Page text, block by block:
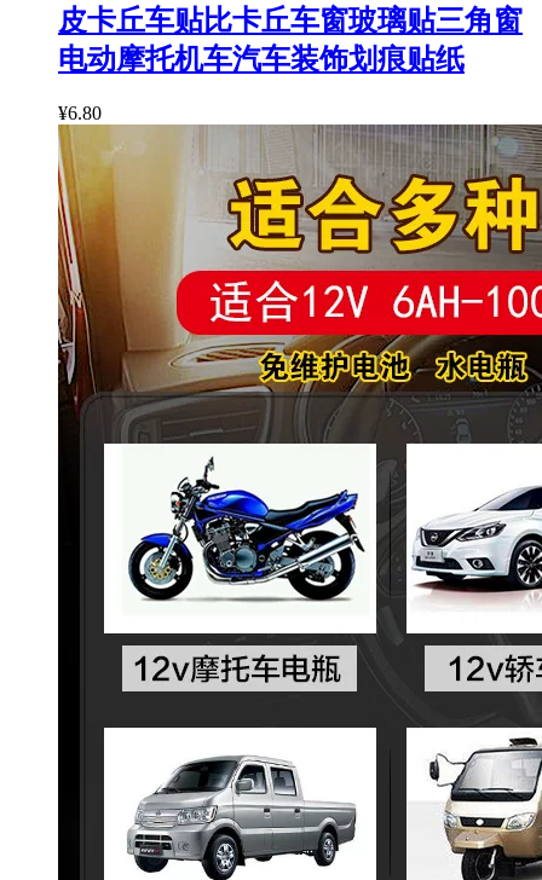
皮卡丘车贴比卡丘车窗玻璃贴三角窗
电动摩托机车汽车装饰划痕贴纸
¥6.80